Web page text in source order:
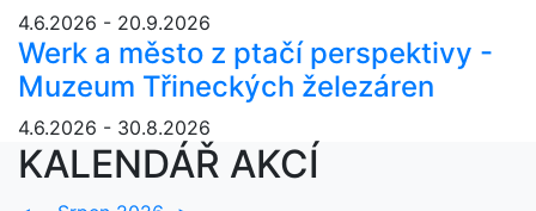
4.6.2026 - 20.9.2026
Werk a město z ptačí perspektivy -
Muzeum Třineckých železáren
4.6.2026 - 30.8.2026
KALENDÁŘ AKCÍ